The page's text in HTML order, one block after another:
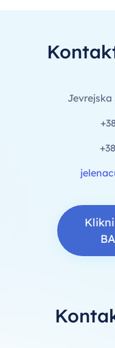
Jevrejska